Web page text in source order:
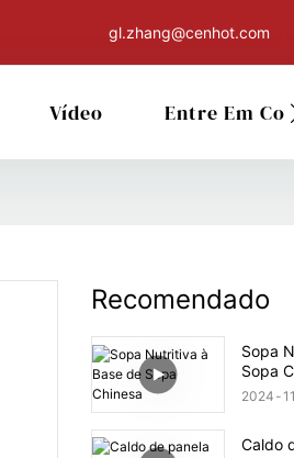
gl.zhang@cenhot.com
Vídeo Entre Em
Recomendado
Sopa
Sopa
2024 11
Caldo